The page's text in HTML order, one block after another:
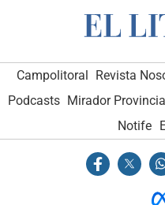
Campolitoral Revista
Podcasts Mirador
Notife